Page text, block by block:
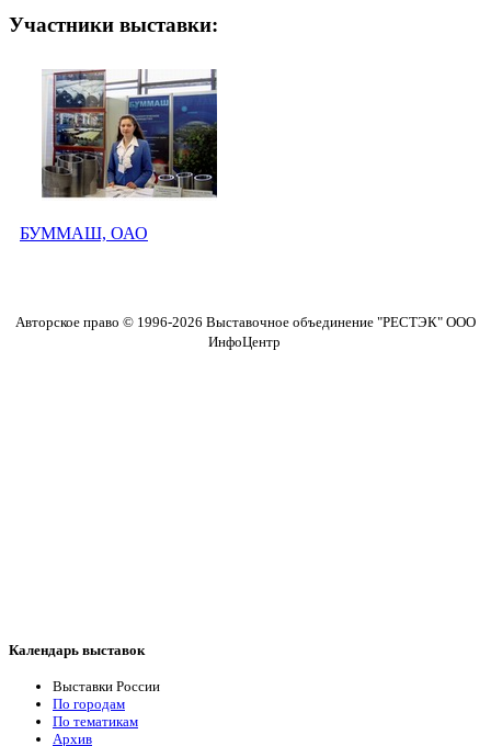
Участники выставки:
БУММАШ, ОАО
Авторское право © 1996-2026 Выставочное объединение "РЕСТЭК" ООО
ИнфоЦентр
Календарь выставок
Выставки России
По городам
По тематикам
Архив